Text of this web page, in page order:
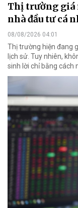
Thị trường giá
nhà đầu tư cá
08/08/2026 04:01
Thị trường hiện đang
lịch sử. Tuy nhiên,
sinh lời chỉ bằng cách